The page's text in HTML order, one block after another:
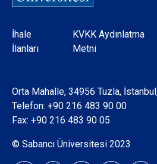
Dipnot
İhale
İlanları
KVKK Aydınlatma
Metni
Orta Mahalle, 34956 Tuzla,
Telefon: +90 216 483 90 00
Fax: +90 216 483 90 05
© Sabancı Üniversitesi 2023